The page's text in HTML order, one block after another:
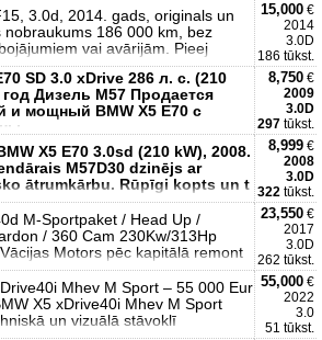
3.0d, 2014. gads, originals un
nobraukums 186 000 km, bez
vai avārijām. Pieej
15,000 €
2014
3.0D
186 tūkst.
SD 3.0 xDrive 286 л. с. (210
год Дизель M57 Продается
и мощный BMW X5 E70 с
8,750 €
2009
3.0D
297 tūkst.
X5 E70 3.0sd (210 kW), 2008.
M57D30 dzinējs ar
ātrumkārbu. Rūpīgi kopts un t
8,999 €
2008
3.0D
322 tūkst.
M-Sportpaket / Head Up /
/ 360 Cam 230Kw/313Hp
Motors pēc kapitālā remont
23,550 €
2017
3.0D
262 tūkst.
Mhev M Sport – 55 000 Eur
X5 xDrive40i Mhev M Sport
un vizuālā stāvoklī
55,000 €
2022
3.0
51 tūkst.